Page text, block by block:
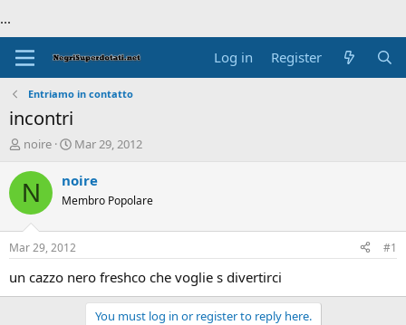
...
Log in Register
Entriamo in contatto
incontri
T
r
e
d
t
a
noire
S
a
t
a
t
e
Mar 29, 2012
N noire
Membro Popolare
Mar 29, 2012 #1
un cazzo nero freshco che voglie s divertirci
You must log in or register to reply here.